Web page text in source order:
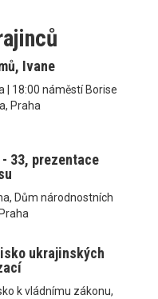
Ivane
| 18:00 náměstí Borise
Praha
- 33, prezentace
Dům národnostních
ukrajinských
k vládnímu zákonu,